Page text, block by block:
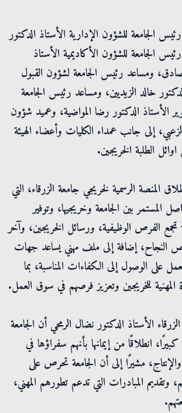
الجامعة للشؤون الإدارية الأستاذ الدكتور
الجامعة للشؤون الأكاديمية الأستاذ
ومساعد رئيس الجامعة لشؤون القبول
خالد الزيديين، ومساعد رئيس الجامعة
الأستاذ الدكتور رضا المواضية، وعميد شؤون
إلى جانب عمداء الكليات وأعضاء الهيئة
الطلبة الخريجين.
المنصة الرسمية لخريجي جامعة الزرقاء، التي
المستمر بين الجامعة وخريجيها، وتوفير
تجمع الفرص الوظيفية، ورسائل الخريجين، وآخر
النجاح، إضافة إلى ملف مهني يساعد جهات
على الوصول إلى الكفاءات المناسبة، بما
للخريجين وتعزيز فرصهم في سوق العمل.
الأستاذ الدكتور نضال الرمحي أن الجامعة
انطلاقًا من إيمانها بأنهم سفراؤها في
مشيرًا إلى أن الجامعة تحرص على
وتقديم المبادرات التي تدعم تطورهم المهني،